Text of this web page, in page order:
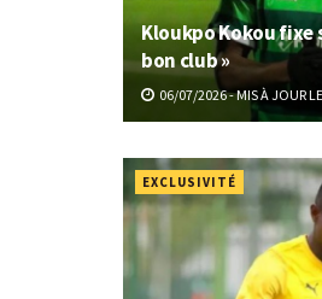
Kloukpo Kokou fixe
bon club »
06/07/2026 - MIS À JOUR
EXCLUSIVITÉ